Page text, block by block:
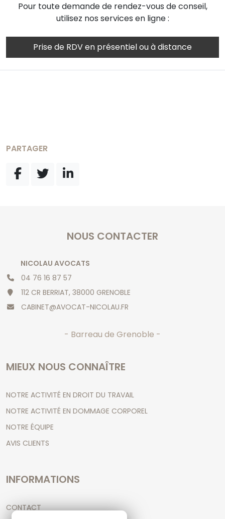
Pour toute demande de rendez-vous de conseil,
utilisez nos services en ligne :
Prise de RDV en présentiel ou à distance
PARTAGER
MIEUX NOUS CONNAÎTRE
NOTRE ACTIVITÉ EN DROIT DU TRAVAIL
NOTRE ACTIVITÉ EN DOMMAGE CORPOREL
NOTRE ÉQUIPE
AVIS CLIENTS
NOUS CONTACTER
NICOLAU AVOCATS
04 76 16 87 57
112 CR BERRIAT, 38000 GRENOBLE
CABINET@AVOCAT-NICOLAU.FR
- Barreau de Grenoble -
INFORMATIONS
CONTACT